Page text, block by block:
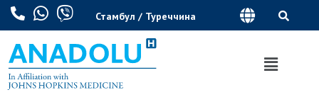
Стамбул / Туреччина